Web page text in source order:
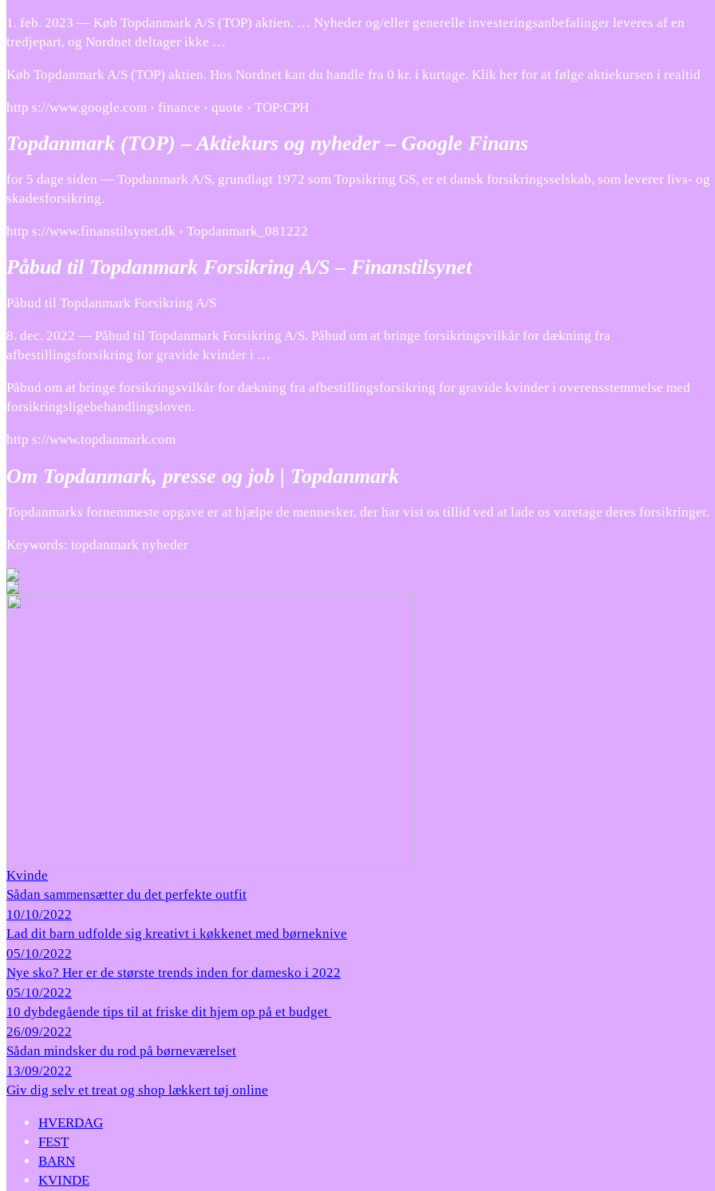
1. feb. 2023 — Køb Topdanmark A/S (TOP) aktien. … Nyheder og/eller generelle investeringsanbefalinger leveres af en
tredjepart, og Nordnet deltager ikke …
Køb Topdanmark A/S (TOP) aktien. Hos Nordnet kan du handle fra 0 kr. i kurtage. Klik her for at følge aktiekursen i realtid
http s://www.google.com › finance › quote › TOP:CPH
Topdanmark (TOP) – Aktiekurs og nyheder – Google Finans
for 5 dage siden — Topdanmark A/S, grundlagt 1972 som Topsikring GS, er et dansk forsikringsselskab, som leverer livs- og
skadesforsikring.
http s://www.finanstilsynet.dk › Topdanmark_081222
Påbud til Topdanmark Forsikring A/S – Finanstilsynet
Påbud til Topdanmark Forsikring A/S
8. dec. 2022 — Påbud til Topdanmark Forsikring A/S. Påbud om at bringe forsikringsvilkår for dækning fra
afbestillingsforsikring for gravide kvinder i …
Påbud om at bringe forsikringsvilkår for dækning fra afbestillingsforsikring for gravide kvinder i overensstemmelse med
forsikringsligebehandlingsloven.
http s://www.topdanmark.com
Om Topdanmark, presse og job | Topdanmark
Topdanmarks fornemmeste opgave er at hjælpe de mennesker, der har vist os tillid ved at lade os varetage deres forsikringer.
Keywords: topdanmark nyheder
Kvinde
Sådan sammensætter du det perfekte outfit
10/10/2022
Lad dit barn udfolde sig kreativt i køkkenet med børneknive
05/10/2022
Nye sko? Her er de største trends inden for damesko i 2022
05/10/2022
10 dybdegående tips til at friske dit hjem op på et budget
26/09/2022
Sådan mindsker du rod på børneværelset
13/09/2022
Giv dig selv et treat og shop lækkert tøj online
HVERDAG
FEST
BARN
KVINDE